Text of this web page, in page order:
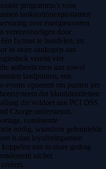
programma's voor
tankstationexploitanten
over energiesoorten
vereenvoudigen door
factuur te bundelen, en
in-store aankopen aan
vereist vier
authenticeren aan zowel
laadpunten, een
events opneemt om punten per
dat klantidentiteiten
die voldoet aan PCI DSS
Charge ondersteunt.
consistente
nodig, waardoor gebundelde
is dan loyaliteitspunten
aan in-store gedrag
uit het